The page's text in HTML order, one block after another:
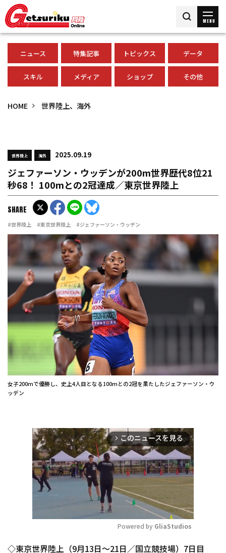
MENU
ニュース 特集記事 トピックス データ
スキル メディア ショップ その他
HOME 世界陸上、海外
世界陸上 海外 2025.09.19
ジェファーソン・ウッデンが200m世界歴代8位21
秒68！ 100mとの2冠達成／東京世界陸上
#世界陸上 #東京世界陸上 #ジェファーソン・ウッデン
SHARE
女子200mで優勝し、史上4人目となる100mとの2冠を果たしたジェファーソン・ウ
ッデン
arrow_forward_ios このニュースを見る
Mute
Powered by GliaStudios
◇東京世界陸上（9月13日～21日／国立競技場）7日目